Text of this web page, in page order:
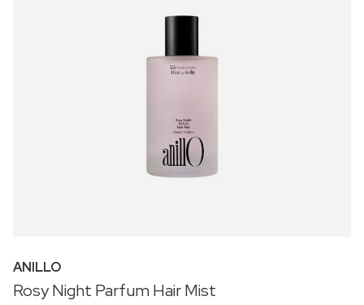
ANILLO
Rosy Night Parfum Hair Mist